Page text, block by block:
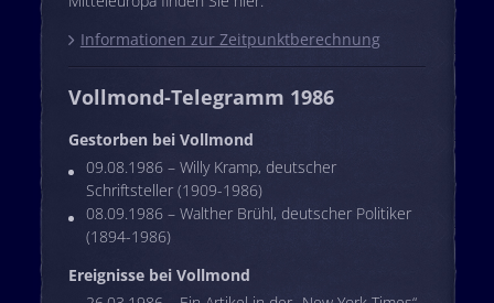
Informationen zur Zeitpunktberechnung
Vollmond-Telegramm 1986
Gestorben bei Vollmond
09.08.1986 – Willy Kramp, deutscher
Schriftsteller (1909-1986)
08.09.1986 – Walther Brühl, deutscher Politiker
(1894-1986)
Ereignisse bei Vollmond